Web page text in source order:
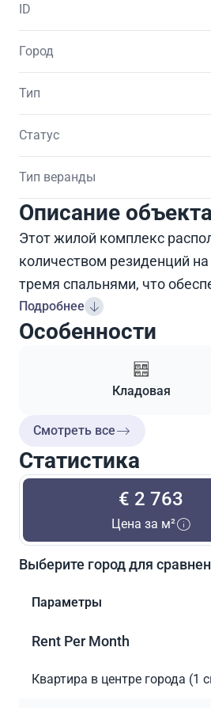
ID
Город
Тип
Статус
Тип веранды
Описание объекта
Этот жилой комплекс
количеством резиденций
тремя спальнями, что
Подробнее
Особенности
Кладовая
Смотреть все
Статистика
€ 2 763
Цена за м²
Выберите город для
Параметры
Rent Per Month
Квартира в центре города (1